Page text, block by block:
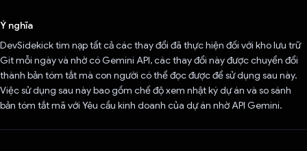
Ý nghĩa
DevSidekick tìm nạp tất cả các thay đổi đã thực hiện đối với kho lưu trữ
Git mỗi ngày và nhờ có Gemini API, các thay đổi này được chuyển đổi
thành bản tóm tắt mà con người có thể đọc được để sử dụng sau này.
Việc sử dụng sau này bao gồm chế độ xem nhật ký dự án và so sánh
bản tóm tắt mã với Yêu cầu kinh doanh của dự án nhờ API Gemini.